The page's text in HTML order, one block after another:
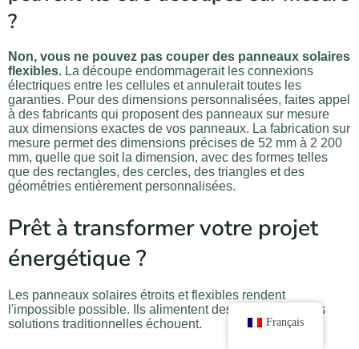
?
Non, vous ne pouvez pas couper des panneaux solaires
flexibles. La découpe endommagerait les connexions
électriques entre les cellules et annulerait toutes les
garanties. Pour des dimensions personnalisées, faites appel
à des fabricants qui proposent des panneaux sur mesure
aux dimensions exactes de vos panneaux. La fabrication sur
mesure permet des dimensions précises de 52 mm à 2 200
mm, quelle que soit la dimension, avec des formes telles
que des rectangles, des cercles, des triangles et des
géométries entièrement personnalisées.
Prêt à transformer votre projet
énergétique ?
Les panneaux solaires étroits et flexibles rendent
l'impossible possible. Ils alimentent des projets là où les
solutions traditionnelles échouent.
Français